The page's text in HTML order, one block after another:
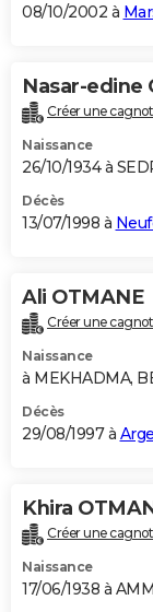
08/10/2002 à
Nasar-edine
Créer une
Naissance
26/10/1934 à
Décès
13/07/1998 à
Ali OTMANE
Créer une
Naissance
à MEKHADMA,
Décès
29/08/1997 à
Khira
Créer une
Naissance
17/06/1938 à